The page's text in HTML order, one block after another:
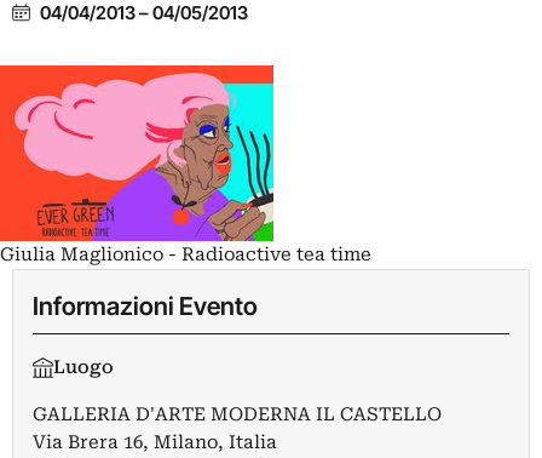
04/04/2013–04/05/2013
Giulia Maglionico - Radioactive tea time
Informazioni Evento
Luogo
GALLERIA D'ARTE MODERNA IL CASTELLO
Via Brera 16, Milano, Italia